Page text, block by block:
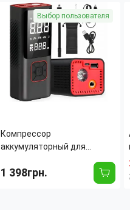
Выбор пользователя
Компрессор
аккумуляторный для
велосипедов до 8 bar Car Air
1 398грн.